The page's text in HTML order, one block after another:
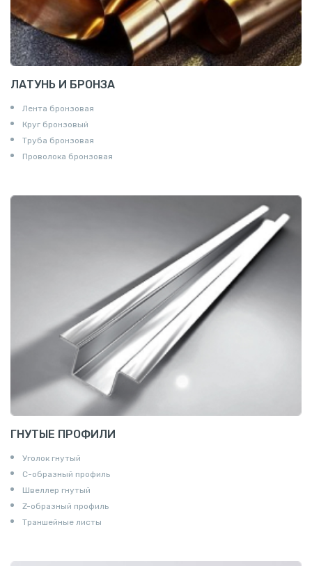
ЛАТУНЬ И БРОНЗА
Лента бронзовая
Круг бронзовый
Труба бронзовая
Проволока бронзовая
ГНУТЫЕ ПРОФИЛИ
Уголок гнутый
С-образный профиль
Швеллер гнутый
Z-образный профиль
Траншейные листы